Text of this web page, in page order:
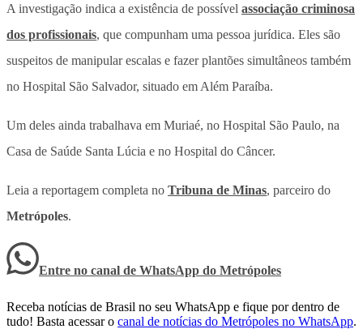
A investigação indica a existência de possível associação criminosa
dos profissionais, que compunham uma pessoa jurídica. Eles são
suspeitos de manipular escalas e fazer plantões simultâneos também
no Hospital São Salvador, situado em Além Paraíba.
Um deles ainda trabalhava em Muriaé, no Hospital São Paulo, na
Casa de Saúde Santa Lúcia e no Hospital do Câncer.
Leia a reportagem completa no Tribuna de Minas, parceiro do
Metrópoles.
Entre no canal de WhatsApp do Metrópoles
Receba notícias de Brasil no seu WhatsApp e fique por dentro de
tudo! Basta acessar o canal de notícias do Metrópoles no WhatsApp.